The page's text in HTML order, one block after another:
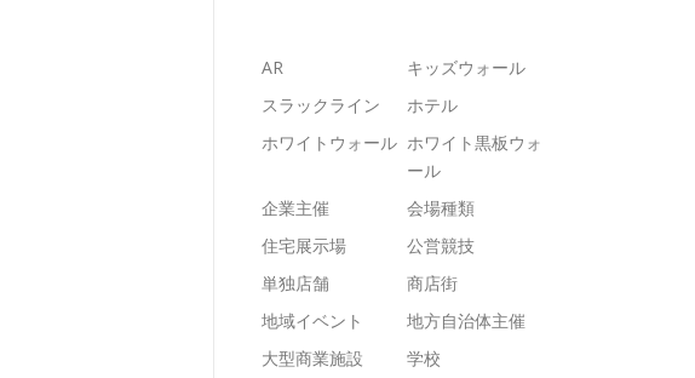
AR
キッズウォール
スラックライン
ホテル
ホワイトウォール ホワイト黒板ウォ
ール
企業主催
会場種類
住宅展示場
公営競技
単独店舗
商店街
地域イベント
地方自治体主催
大型商業施設
学校